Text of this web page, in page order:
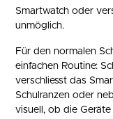
Smartwatch oder
unmöglich.
Für den normalen
einfachen Routine:
verschliesst das
Schulranzen oder
visuell, ob die